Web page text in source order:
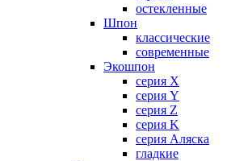
остекленные
Шпон
классические
современные
Экошпон
серия X
серия Y
серия Z
серия K
серия Аляска
гладкие